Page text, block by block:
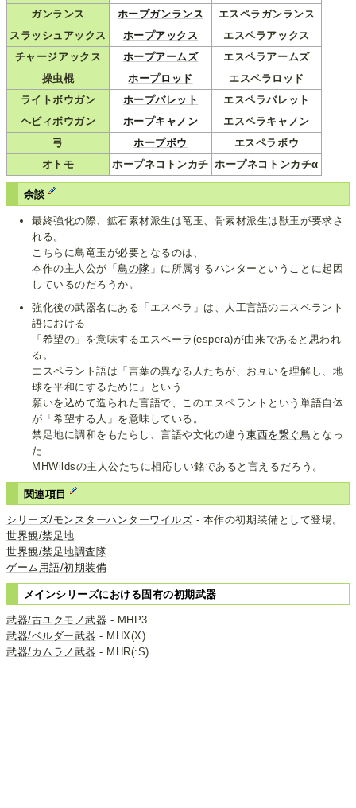
ガンランス
ホープガンランス
エスペラガンランス
スラッシュアックス
ホープアックス
エスペラアックス
チャージアックス
ホープアームズ
エスペラアームズ
操虫棍
ホープロッド
エスペラロッド
ライトボウガン
ホープバレット
エスペラバレット
ヘビィボウガン
ホープキャノン
エスペラキャノン
弓
ホープボウ
エスペラボウ
オトモ
ホープネコトンカチ ホープネコトンカチα
余談
最終強化の際、鉱石素材派生は竜玉、骨素材派生は獣玉が要求さ
れる。
こちらに鳥竜玉が必要となるのは、
本作の主人公が「鳥の隊 」に所属するハンターということに起因
しているのだろうか。
強化後の武器名にある「エスペラ」は、人工言語のエスペラント
語における
「希望の」を意味するエスペーラ(espera)が由来であると思われ
る。
エスペラント語は「言葉の異なる人たちが、お互いを理解し、地
球を平和にするために」という
願いを込めて造られた言語で、このエスペラントという単語自体
が「希望する人」を意味している。
禁足地に調和をもたらし、言語や文化の違う東西を繋ぐ鳥 となっ
た
MHWildsの主人公たちに相応しい銘であると言えるだろう。
関連項目
シリーズ/モンスターハンターワイルズ - 本作の初期装備として登場。
世界観/禁足地
世界観/禁足地調査隊
ゲーム用語/初期装備
メインシリーズにおける固有の初期武器
武器/古ユクモノ武器 - MHP3
武器/ベルダー武器 - MHX(X)
武器/カムラノ武器 - MHR(:S)